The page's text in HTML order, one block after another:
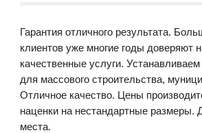
Гарантия отличного результата.
клиентов уже многие годы доверяют
качественные услуги.
для массового строительства,
Отличное качество. Цены
наценки на нестандартные размеры.
места.